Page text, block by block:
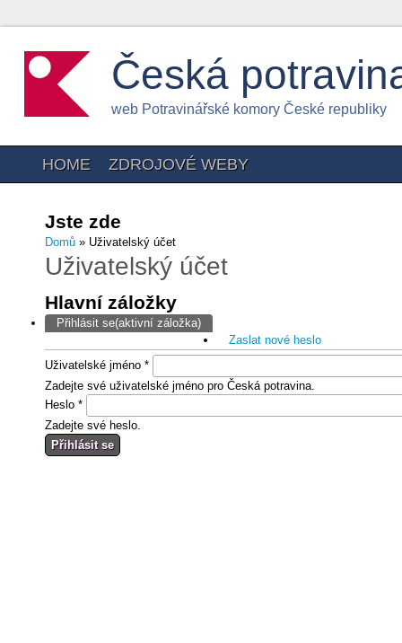
Česká
web Potravinářské komory České republiky
HOME ZDROJOVÉ WEBY
Jste zde
Domů » Uživatelský účet
Uživatelský účet
Hlavní záložky
Přihlásit se(aktivní záložka)
Zaslat nové heslo
Uživatelské jméno *
Zadejte své uživatelské jméno pro Česká potravina.
Heslo *
Zadejte své heslo.